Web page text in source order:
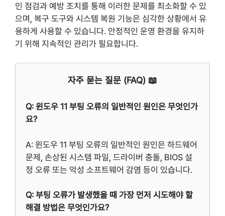
인 점검과 예방 조치를 통해 이러한 문제를 최소화할 수 있
으며, 복구 도구와 시스템 복원 기능은 심각한 상황에서 유
용하게 사용할 수 있습니다. 안정적인 운영 환경을 유지하
기 위해 지속적인 관리가 필요합니다.
자주 묻는 질문 (FAQ) 📖
Q: 윈도우 11 부팅 오류의 일반적인 원인은 무엇인가
요?
A: 윈도우 11 부팅 오류의 일반적인 원인은 하드웨어
문제, 손상된 시스템 파일, 드라이버 충돌, BIOS 설
정 오류 또는 악성 소프트웨어 감염 등이 있습니다.
Q: 부팅 오류가 발생했을 때 가장 먼저 시도해야 할
해결 방법은 무엇인가요?